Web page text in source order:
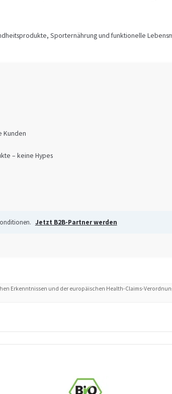
Sporternährung und funktionelle
Kunden
– keine Hypes
Jetzt B2B-Partner werden
Erkenntnissen und der europäischen Health-Claims-